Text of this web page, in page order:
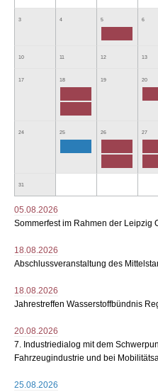
3 4 5 6
10 11 12 13
17 18 19 20
24 25 26 27
31
05.08.2026
Sommerfest im Rahmen der Leipzig
18.08.2026
Abschlussveranstaltung des
18.08.2026
Jahrestreffen Wasserstoffbündnis
20.08.2026
7. Industriedialog mit dem
Fahrzeugindustrie und bei
25.08.2026